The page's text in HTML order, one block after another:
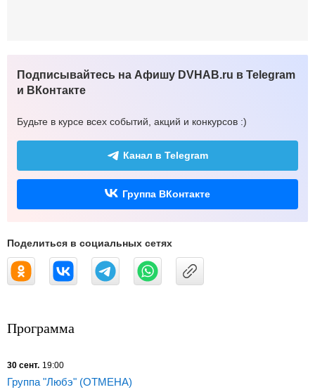
Подписывайтесь на Афишу DVHAB.ru в Telegram
и ВКонтакте
Будьте в курсе всех событий, акций и конкурсов :)
Канал в Telegram
Группа ВКонтакте
Поделиться в социальных сетях
Программа
30 сент. 19:00
Группа "Любэ" (ОТМЕНА)